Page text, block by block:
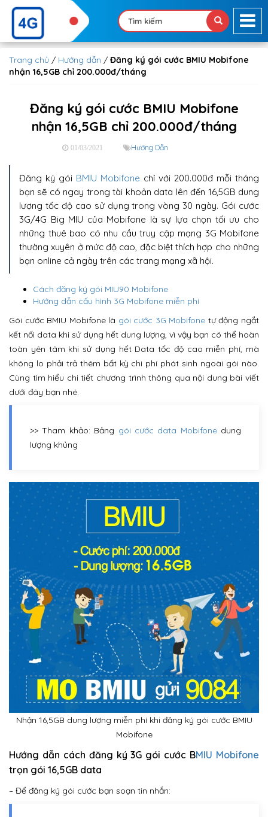
Trang chủ / Hướng dẫn / Đăng ký gói cước BMIU Mobifone
nhận 16,5GB chỉ 200.000đ/tháng
Đăng ký gói cước BMIU Mobifone
nhận 16,5GB chỉ 200.000đ/tháng
01/03/2021 Hướng Dẫn
Đăng ký gói BMIU Mobifone chỉ với 200.000đ mỗi tháng
bạn sẽ có ngay trong tài khoản data lên đến 16,5GB dung
lượng tốc độ cao sử dụng trong vòng 30 ngày. Gói cước
3G/4G Big MIU của Mobifone là sự lựa chọn tối ưu cho
những thuê bao có nhu cầu truy cập mạng 3G Mobifone
thường xuyên ở mức độ cao, đặc biệt thích hợp cho những
bạn online cả ngày trên các trang mạng xã hội.
Cách đăng ký gói MIU90 Mobifone
Hướng dẫn cấu hình 3G Mobifone miễn phí
Gói cước BMIU Mobifone là gói cước 3G Mobifone tự động ngắt
kết nối data khi sử dụng hết dung lượng, vì vậy bạn có thể hoàn
toàn yên tâm khi sử dụng hết Data tốc độ cao miễn phí, mà
không lo phải trả thêm bất kỳ chi phí phát sinh ngoài gói nào.
Cùng tìm hiểu chi tiết chương trình thông qua nội dung bài viết
dưới đây bạn nhé.
>> Tham khảo: Bảng gói cước data Mobifonedung
lượng khủng
Nhận 16,5GB dung lượng miễn phí khi đăng ký gói cước BMIU
Mobifone
Hướng dẫn cách đăng ký 3G gói cước BMIU Mobifone
trọn gói 16,5GB data
– Để đăng ký gói cước bạn soạn tin nhắn: